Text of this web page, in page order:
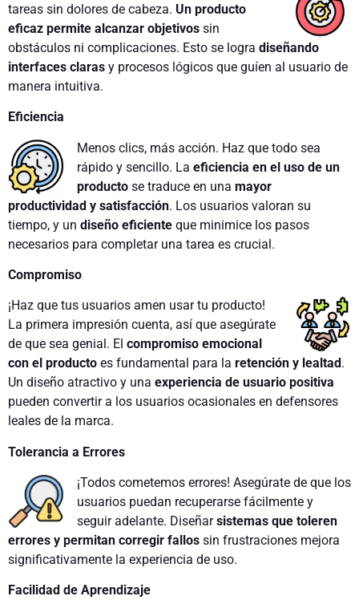
tareas sin dolores de cabeza. Un producto
eficaz permite alcanzar objetivos sin
obstáculos ni complicaciones. Esto se logra diseñando
interfaces claras y procesos lógicos que guíen al usuario de
manera intuitiva.
Eficiencia
Menos clics, más acción. Haz que todo sea
rápido y sencillo. La eficiencia en el uso de un
producto se traduce en una mayor
productividad y satisfacción. Los usuarios valoran su
tiempo, y un diseño eficiente que minimice los pasos
necesarios para completar una tarea es crucial.
Compromiso
¡Haz que tus usuarios amen usar tu producto!
La primera impresión cuenta, así que asegúrate
de que sea genial. El compromiso emocional
con el producto es fundamental para la retención y lealtad .
Un diseño atractivo y una experiencia de usuario positiva
pueden convertir a los usuarios ocasionales en defensores
leales de la marca.
Tolerancia a Errores
¡Todos cometemos errores! Asegúrate de que los
usuarios puedan recuperarse fácilmente y
seguiradelante. Diseñarsistemas que toleren
errores y permitan corregir fallos sin frustraciones mejora
significativamente la experiencia de uso.
Facilidad de Aprendizaje